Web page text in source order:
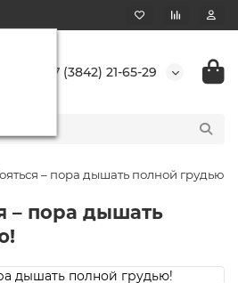
+7 (3842) 21-65-29
– пора дышать полной грудью!
– пора дышать